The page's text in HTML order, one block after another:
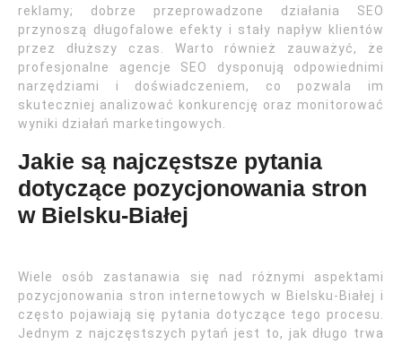
reklamy; dobrze przeprowadzone działania SEO
przynoszą długofalowe efekty i stały napływ klientów
przez dłuższy czas. Warto również zauważyć, że
profesjonalne agencje SEO dysponują odpowiednimi
narzędziami i doświadczeniem, co pozwala im
skuteczniej analizować konkurencję oraz monitorować
wyniki działań marketingowych.
Jakie są najczęstsze pytania
dotyczące pozycjonowania stron
w Bielsku-Białej
Wiele osób zastanawia się nad różnymi aspektami
pozycjonowania stron internetowych w Bielsku-Białej i
często pojawiają się pytania dotyczące tego procesu.
Jednym z najczęstszych pytań jest to, jak długo trwa